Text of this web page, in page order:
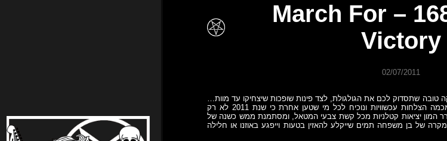
תוכנית 168 – March For
Victory
02/07/2011
שתסדוק לכם את הגולגולת, לצד פינות שופכות שיצחיקו עד מוות…
ובקיצור – תוכנית קלאסית במסגרתה נהנה מכמה הצלחות עכשוויות ונוכיח לכל מי שטען אחרת כי שנת 2011 לא רק
המון יציאות קטלניות מכל קשת צבעי המטאל, ומסתמנת ממש כשנה של
של בן משפחה תמים שייקלע להאזין בטעות וייפגע באוזנו או חלילה